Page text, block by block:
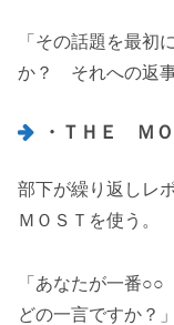
「その話題を最初
か？ それへの返事
・ＴＨＥ Ｍ
部下が繰り返しレ
ＭＯＳＴを使う。
「あなたが一番○○
どの一言ですか？」